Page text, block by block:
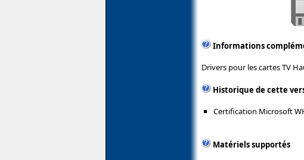
Informations
Drivers pour les cartes TV
Historique de cette
Certification Microsoft
Matériels supportés